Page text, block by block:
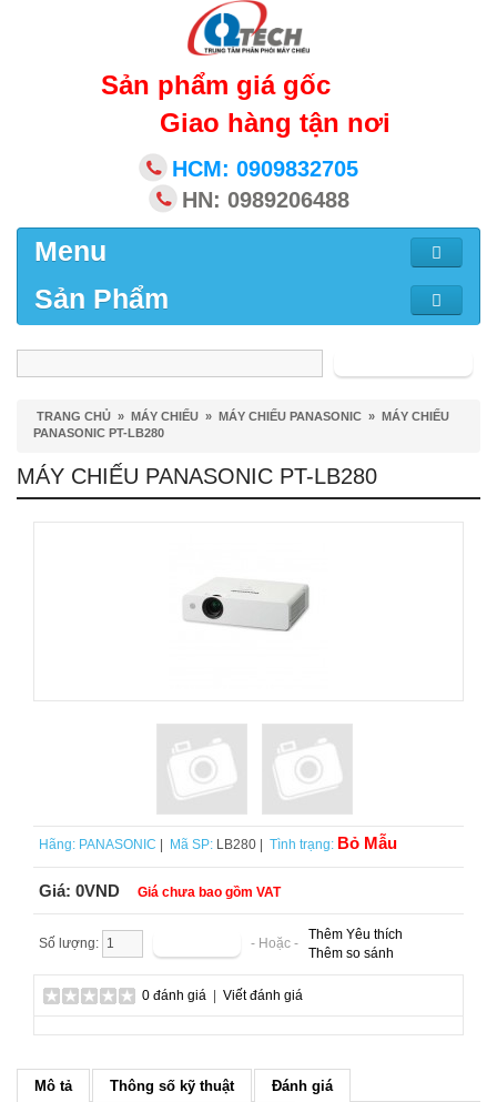
Sản phẩm giá gốc
Giao hàng tận nơi
HCM: 0909832705
HN: 0989206488
Menu
Sản Phẩm
TRANG CHỦ » MÁY CHIẾU » MÁY CHIẾU PANASONIC » MÁY CHIẾU
PANASONIC PT-LB280
MÁY CHIẾU PANASONIC PT-LB280
Hãng: PANASONIC Mã SP: LB280 | Tình trạng: Bỏ Mẫu
Giá: 0VND Giá chưa bao gồm VAT
Số lượng: - Hoặc -
Thêm Yêu thích
Thêm so sánh
0 đánh giá Viết đánh giá
Mô tả Thông số kỹ thuật
Đánh giá